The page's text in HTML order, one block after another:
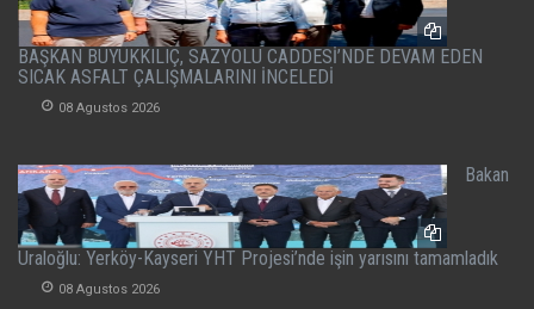
BAŞKAN BÜYÜKKILIÇ, SAZYOLU CADDESİ’NDE DEVAM EDEN
SICAK ASFALT ÇALIŞMALARINI İNCELEDİ
08 Agustos 2026
Bakan
Uraloğlu: Yerköy-Kayseri YHT Projesi’nde işin yarısını tamamladık
08 Agustos 2026